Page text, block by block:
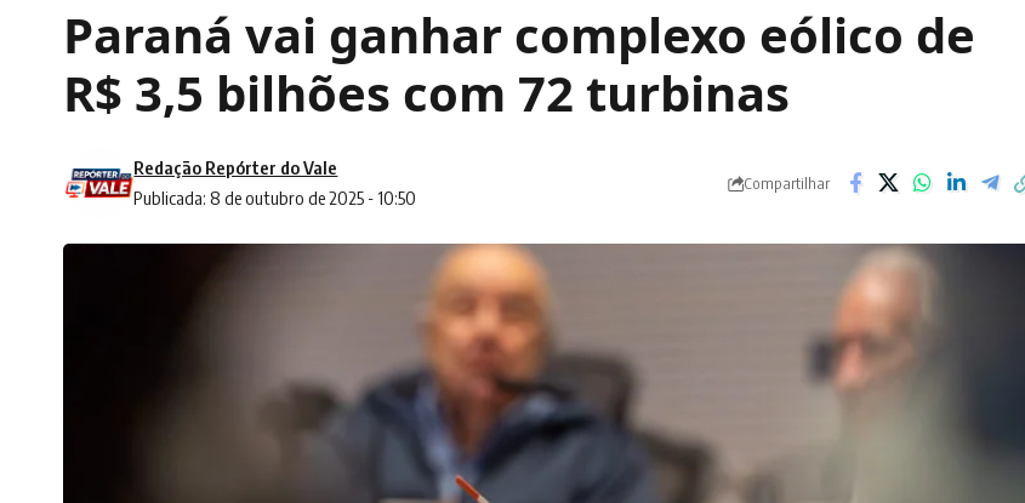
Paraná vai ganhar complexo eólico de
R$ 3,5 bilhões com 72 turbinas
Publicada: 8 de outubro de 2025 - 10:50
Redação Repórter do Vale
Compartilhar